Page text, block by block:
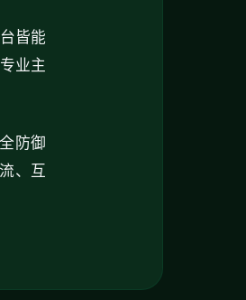
皆能
业主
防御
、互